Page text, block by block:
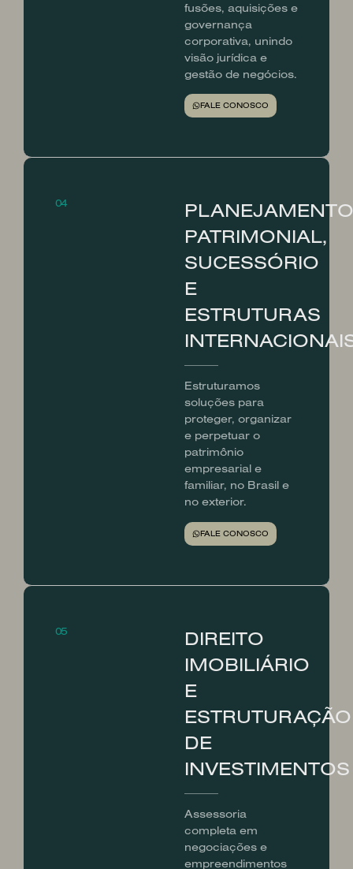
fusões, aquisições e
governança
corporativa, unindo
visão jurídica e
gestão de negócios.
FALE CONOSCO
04
PLANEJAMENTO
PATRIMONIAL,
SUCESSÓRIO
E
ESTRUTURAS
Estruturamos
soluções para
proteger, organizar
e perpetuar o
patrimônio
empresarial e
familiar, no Brasil e
no exterior.
FALE CONOSCO
05
DIREITO
IMOBILIÁRIO
E
ESTRUTURAÇÃO
DE
INVESTIMENTOS
Assessoria
completa em
negociações e
empreendimentos